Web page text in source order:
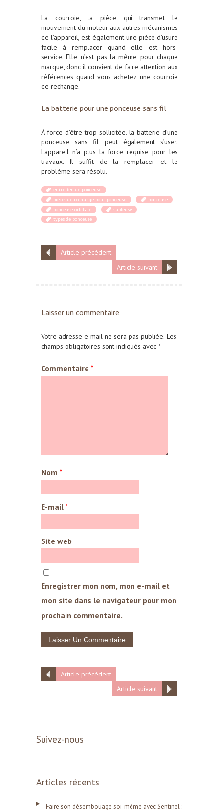
La courroie, la pièce qui transmet le
mouvement du moteur aux autres mécanismes
de l’appareil, est également une pièce d’usure
facile à remplacer quand elle est hors-
service. Elle n’est pas la même pour chaque
marque, donc il convient de faire attention aux
références quand vous achetez une courroie
de rechange.
La batterie pour une ponceuse sans fil
À force d’être trop sollicitée, la batterie d’une
ponceuse sans fil peut également s’user.
L’appareil n’a plus la force requise pour les
travaux. Il suffit de la remplacer et le
problème sera résolu.
entretien de ponceuse
pièces de rechange pour ponceuse
ponceuse
ponceuse orbitale
sableuse
types de ponceuse
Article précédent
Article suivant
Laisser un commentaire
Votre adresse e-mail ne sera pas publiée. Les
champs obligatoires sont indiqués avec *
Commentaire *
Nom *
E-mail *
Site web
Enregistrer mon nom, mon e-mail et
mon site dans le navigateur pour mon
prochain commentaire.
Article précédent
Article suivant
Suivez-nous
Articles récents
Faire son désembouage soi-même avec Sentinel :